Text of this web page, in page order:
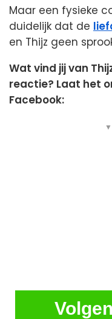
Maar een fysieke
duidelijk dat de
en Thijz geen
Wat vind jij van
reactie? Laat het
Facebook:
▼